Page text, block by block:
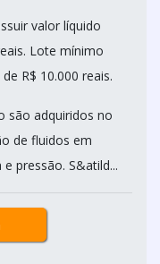
valor líquido
Lote mínimo
R$ 10.000 reais.
são adquiridos no
de fluidos em
pressão. S&atild...